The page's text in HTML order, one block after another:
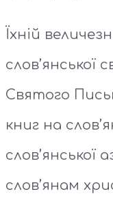
Їхній
слов’янської
Святого
книг на
слов’янської
слов’янам